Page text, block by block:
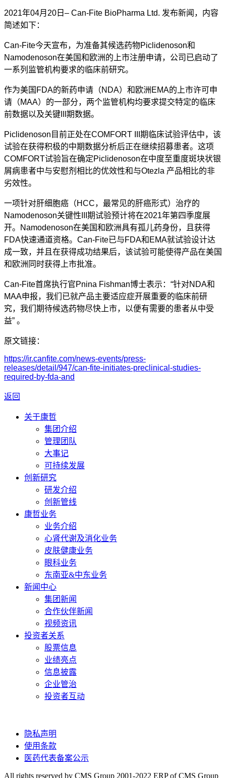
2021年04月 20 日 – Can-Fite BioPharma Ltd. 发布新闻，内容
简述如下：
Can-Fite今天宣布，为准备其候选药物Piclidenoson和
Namodenoson在美国和欧洲的上市注册申请，公司已启动了
一系列监管机构要求的临床前研究。
作为美国 FDA的新药申请（NDA）和欧洲 EMA的上市许可申
请（MAA）的一部分，两个监管机构均要求提交特定的临床
前数据以及关键
期数据。
Piclidenoson目前正处在COMFORT III 期临床试验评估中，该
试验在获得积极的中期数据分析后正在继续招募患者。这项
COMFORT试验旨在确定Piclidenoson在中度至重度斑块状银
屑病患者中与安慰剂相比的优效性和与Otezla 产品相比的非
劣效性。
一项针对肝细胞癌（HCC，最常见的肝癌形式）治疗的
Namodenoson关键性 期试验预计将在2021年第四季度展
开。
Namodenoson在美国和欧洲具有孤儿药身份，且获得
FDA快速通道资格。 Can-Fite已与FDA和 EMA就试验设计达
成一致，并且在获得成功结果后，该试验可能使得产品在美国
和欧洲同时获得上市批准。
Can-Fite首席执行官Pnina Fishman博士表示：“针对NDA和
MAA申报，我们已就产品主要适应症开展重要的临床前研
究，我们期待候选药物尽快上市，以便有需要的患者从中受
益” 。
原文链接：
https://ir.canfite.com/news-events/press-
releases/detail/947/can-fite-initiates-preclinical-studies-
required-by-fda-and
返回
关于康哲
集团介绍
管理团队
大事记
可持续发展
创新研究
研发介绍
创新管线
康哲业务
业务介绍
心肾代谢及消化业务
皮肤健康业务
眼科业务
东南亚&中东业务
新闻中心
集团新闻
合作伙伴新闻
视频资讯
投资者关系
股票信息
业绩亮点
信息披露
企业管治
投资者互动
隐私声明
使用条款
医药代表备案公示
All rights reserved by CMS Group 2001-2022 ERP of CMS Group